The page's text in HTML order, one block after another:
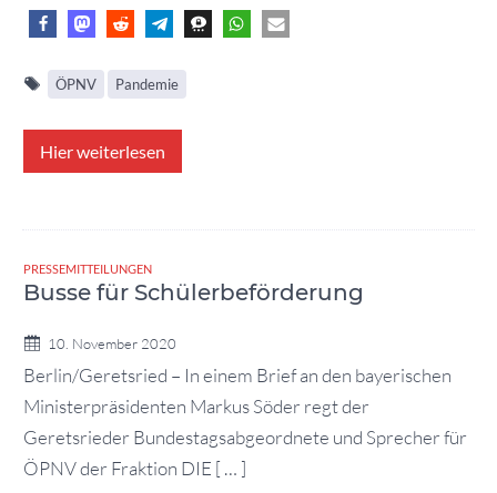
ÖPNV Pandemie
Hier weiterlesen
PRESSEMITTEILUNGEN
Busse für Schülerbeförderung
10. November 2020
Berlin/Geretsried – In einem Brief an den bayerischen
Ministerpräsidenten Markus Söder regt der
Geretsrieder Bundestagsabgeordnete und Sprecher für
ÖPNV der Fraktion DIE [ … ]